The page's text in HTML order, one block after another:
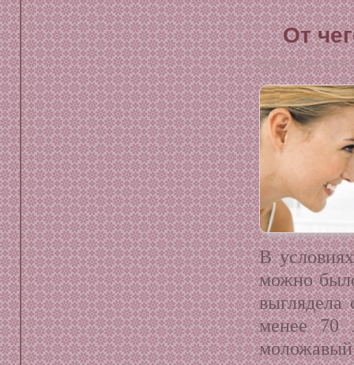
От
Январь 26, 2012
В
можно
менее 70